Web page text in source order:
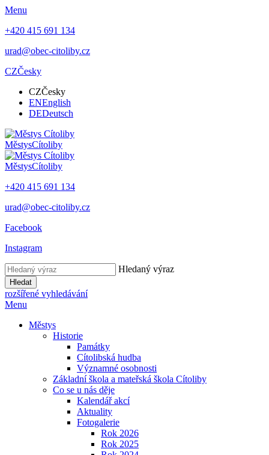
Menu
+420 415 691 134
urad@obec-citoliby.cz
CZČesky
CZČesky
ENEnglish
DEDeutsch
MěstysCítoliby
MěstysCítoliby
+420 415 691 134
urad@obec-citoliby.cz
Facebook
Instagram
Hledaný výraz
Hledat
rozšířené vyhledávání
Menu
Městys
Historie
Památky
Cítolibská hudba
Významné osobnosti
Základní škola a mateřská škola Cítoliby
Co se u nás děje
Kalendář akcí
Aktuality
Fotogalerie
Rok 2026
Rok 2025